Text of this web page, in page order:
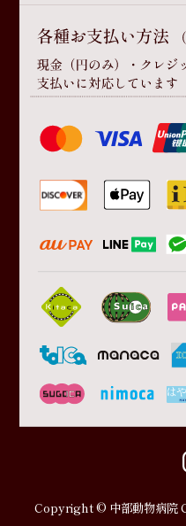
Copyright © 中部動物病院